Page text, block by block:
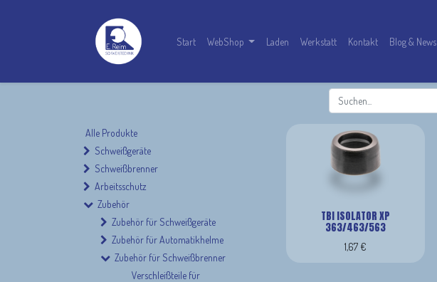
Start WebShop Laden Werkstatt Kontakt Blog & News
Alle Produkte
Schweißgeräte
Schweißbrenner
Arbeitsschutz
Zubehör
Zubehör für Schweißgeräte
Zubehör für Automatikhelme
Zubehör für Schweißbrenner
Verschleißteile für
TBI ISOLATOR XP
363/463/563
1,67 €